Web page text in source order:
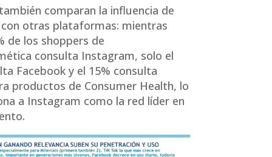
comparan la influencia de
otras plataformas: mientras
de los shoppers de
consulta Instagram, solo el
Facebook y el 15% consulta
productos de Consumer Health, lo
a Instagram como la red líder en